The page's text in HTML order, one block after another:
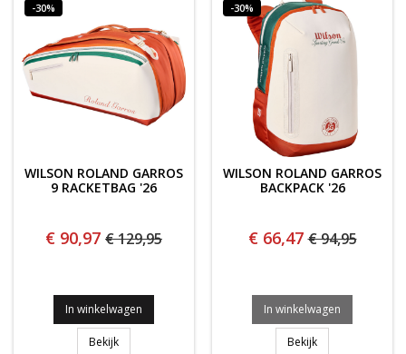
-30%
WILSON ROLAND GARROS
9 RACKETBAG '26
€ 90,97 € 129,95
In winkelwagen
BekijkWilson Roland Garros 9 Racketbag '26
-30%
WILSON ROLAND GARROS
BACKPACK '26
€ 66,47 € 94,95
In winkelwagen
BekijkWilson Roland